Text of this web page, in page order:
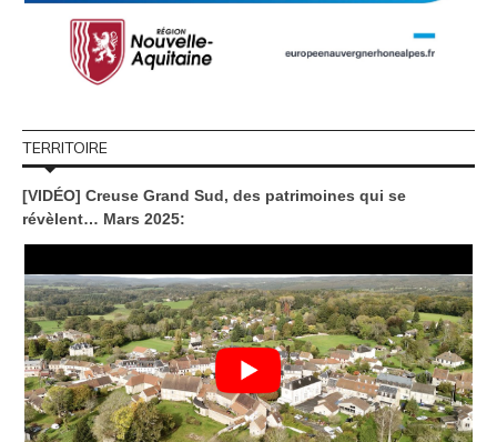
TERRITOIRE
[VIDÉO] Creuse Grand Sud, des patrimoines qui se
révèlent… Mars 2025: